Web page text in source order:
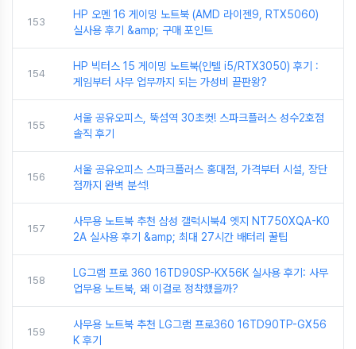
153
HP 오멘 16 게이밍 노트북 (AMD 라이젠9, RTX5060)
실사용 후기 &amp; 구매 포인트
154
HP 빅터스 15 게이밍 노트북(인텔 i5/RTX3050) 후기 :
게임부터 사무 업무까지 되는 가성비 끝판왕?
155
서울 공유오피스, 뚝섬역 30초컷! 스파크플러스 성수2호점
솔직 후기
156
서울 공유오피스 스파크플러스 홍대점, 가격부터 시설, 장단
점까지 완벽 분석!
157
사무용 노트북 추천 삼성 갤럭시북4 엣지 NT750XQA-K0
2A 실사용 후기 &amp; 최대 27시간 배터리 꿀팁
158
LG그램 프로 360 16TD90SP-KX56K 실사용 후기: 사무
업무용 노트북, 왜 이걸로 정착했을까?
159
사무용 노트북 추천 LG그램 프로360 16TD90TP-GX56
K 후기